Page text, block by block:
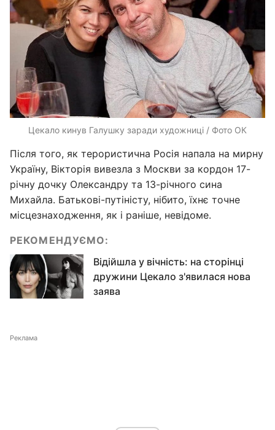
Цекало кинув Галушку заради художниці / Фото ОК
Після того, як терористична Росія напала на мирну
Україну, Вікторія вивезла з Москви за кордон 17-
річну дочку Олександру та 13-річного сина
Михайла. Батькові-путіністу, нібито, їхнє точне
місцезнаходження, як і раніше, невідоме.
РЕКОМЕНДУЄМО:
Відійшла у вічність: на сторінці
дружини Цекало з'явилася нова
заява
Реклама